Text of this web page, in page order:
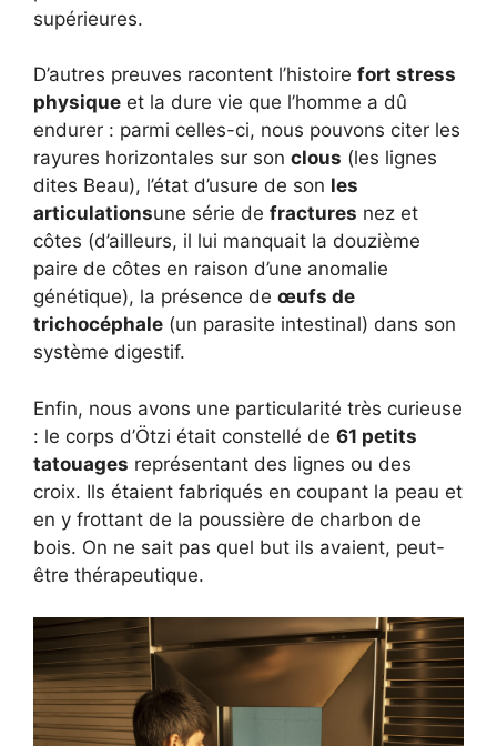
supérieures.
D’autres preuves racontent l’histoire fort stress
physique et la dure vie que l’homme a dû
endurer : parmi celles-ci, nous pouvons citer les
rayures horizontales sur son clous (les lignes
dites Beau), l’état d’usure de son les
articulationsune série de fractures nez et
côtes (d’ailleurs, il lui manquait la douzième
paire de côtes en raison d’une anomalie
génétique), la présence de œufs de
trichocéphale (un parasite intestinal) dans son
système digestif.
Enfin, nous avons une particularité très curieuse
: le corps d’Ötzi était constellé de 61 petits
tatouages représentant des lignes ou des
croix. Ils étaient fabriqués en coupant la peau et
en y frottant de la poussière de charbon de
bois. On ne sait pas quel but ils avaient, peut-
être thérapeutique.